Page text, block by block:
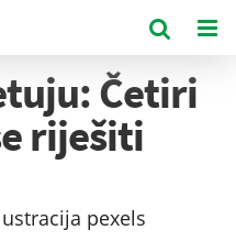
Četiri
riješiti
pexels